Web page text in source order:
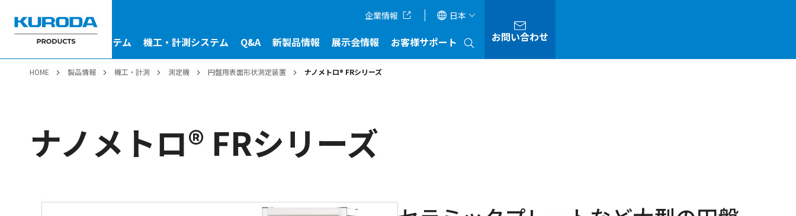
企業情報 日本
駆動システム 金型システム 機工・計測システム Q&A 新製品情報 展示会情報 お客様サポート お問い合わせ
HOME 製品情報 機工・計測 測定機 円盤用表面形状測定装置 ナノメトロ® FRシリーズ
ナノメトロ® FRシリーズ